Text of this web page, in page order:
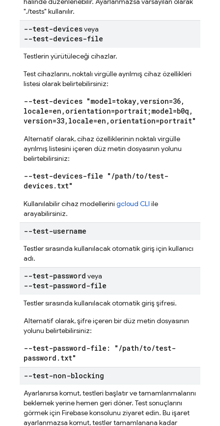
"./tests" kullanılır.
--test-devicesveya
--test-devices-file
Testlerin yürütüleceği cihazlar.
Test cihazlarını, noktalı virgülle ayrılmış cihaz özellikleri
listesi olarak belirtebilirsiniz:
--test-devices "model=tokay,version=36,
locale=en , orientation=portrait;model=b0q ,
version=33, locale=en , orientation=portrait"
Alternatif olarak, cihaz özelliklerinin noktalı virgülle
ayrılmış listesini içeren düz metin dosyasının yolunu
belirtebilirsiniz:
--test-devices-file " /path/to/test-
devices. txt"
Kullanılabilir cihaz modellerini gcloud CLI ile
arayabilirsiniz.
--test-username
Testler sırasında kullanılacak otomatik giriş için kullanıcı
adı.
--test-password veya
--test-password-file
Testler sırasında kullanılacak otomatik giriş şifresi.
Alternatif olarak, şifre içeren bir düz metin dosyasının
yolunu belirtebilirsiniz:
--test-password-file: " /path/to/test-
password . txt"
--test-non-blocking
Ayarlanırsa komut, testleri başlatır ve tamamlanmalarını
beklemek yerine hemen geri döner. Test sonuçlarını
görmek için Firebase konsolunu ziyaret edin. Bu işaret
ayarlanmazsa komut, testler tamamlanana kadar